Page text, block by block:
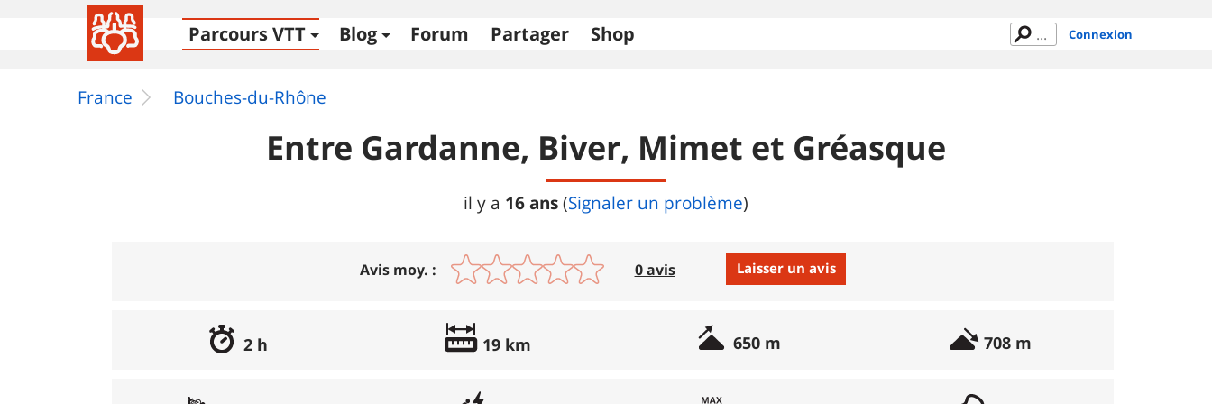
Parcours VTT Blog Forum Partager Shop Connexion
France Bouches-du-Rhône
Entre Gardanne, Biver, Mimet et Gréasque
il y a 16 ans(Signaler un problème)
Avis moy. : 0 avis Laisser un avis
2 h 19 km 650 m 708 m